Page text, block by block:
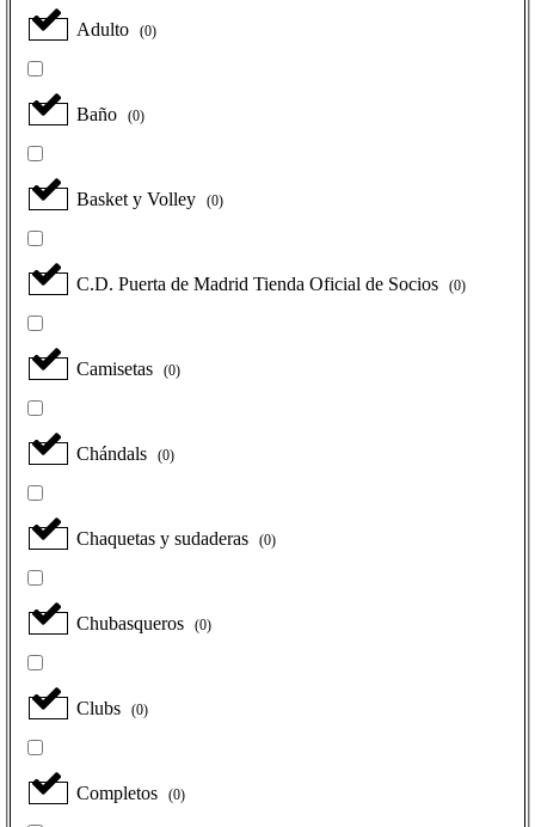
Adulto (0)
Baño (0)
Basket y Volley (0)
C.D. Puerta de Madrid Tienda Oficial de Socios (0)
Camisetas (0)
Chándals (0)
Chaquetas y sudaderas (0)
Chubasqueros (0)
Clubs (0)
Completos (0)